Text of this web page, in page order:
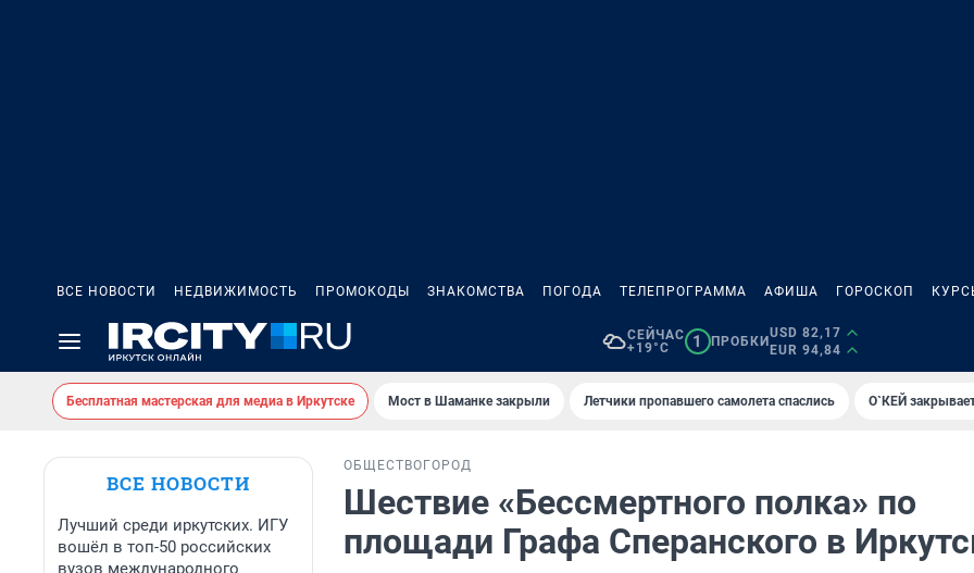
ВСЕ НОВОСТИ НЕДВИЖИМОСТЬ ПРОМОКОДЫ ЗНАКОМСТВА ПОГОДА ТЕЛЕПРОГРАММА АФИША ГОРОСКОП
СЕЙЧАС
+19°C
1 ПРОБКИ
USD 82,17
EUR 94,84
Бесплатная мастерская для медиа в Иркутске Мост в Шаманке закрыли Летчики пропавшего самолета спаслись О`КЕЙ
ВСЕ НОВОСТИ
Лучший среди иркутских. ИГУ
вошёл в топ-50 российских
вузов международного
ОБЩЕСТВО ГОРОД
Шествие «Бессмертного полка» по
площади Графа Сперанского в